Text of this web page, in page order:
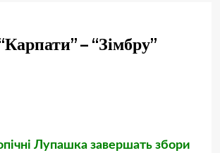
– “Зімбру”
Лупашка завершать збори